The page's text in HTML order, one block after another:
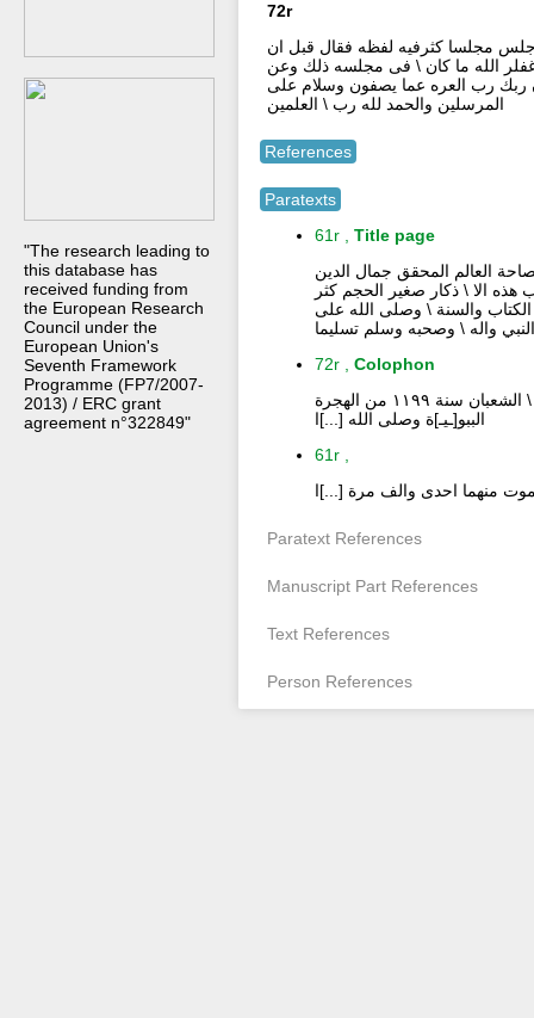
"The research leading to
this database has
received funding from
the European Research
Council under the
European Union's
Seventh Framework
Programme (FP7/2007-
2013) / ERC grant
agreement n°322849"
72r
مجلسا كثرفيه لفظه فقال قبل ان
الله ما كان \ فى مجلسه ذلك وعن
رب العره عما يصفون وسلام على
المرسلين والحمد لله رب \ العلمين
References
Paratexts
61r , Title page
العالم المحقق جمال الدين
هذه الا \ ذكار صغير الحجم كثر
الكتاب والسنة \ وصلى الله على
النبي واله \ وصحبه وسلم تسليما
72r , Colophon
تمت الكتاب بحمد الله \ ومنه وكرمه وعونه وقت العصر \ العصر خلت تسع من شهر \ الشعبان سنة ۱۱۹۹ من الهجرة
الببو[ـيـ]ة وصلى الله [...]ا
61r ,
منهما احدى والف مرة [...]ا
Paratext References
Manuscript Part References
Text References
Person References